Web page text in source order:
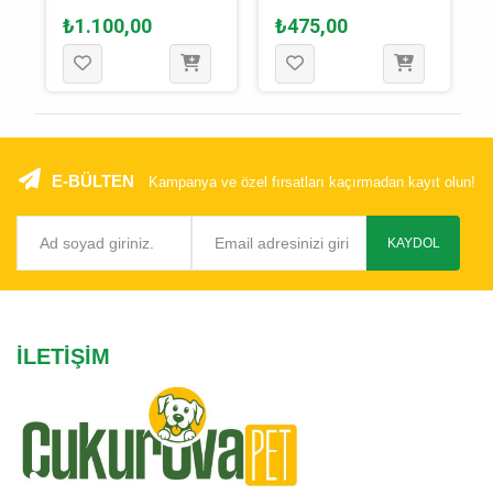
Kayışı Xs - S,
Fuşya, 1.2 M - 15
Mm
₺1.100,00
Yapımı Köpek
Gezdirme Kayışı M -
2.5 x 120 Cm -
₺475,00
E-BÜLTEN Kampanya ve özel fırsatları kaçırmadan kayıt olun!
KAYDOL
İLETIŞIM